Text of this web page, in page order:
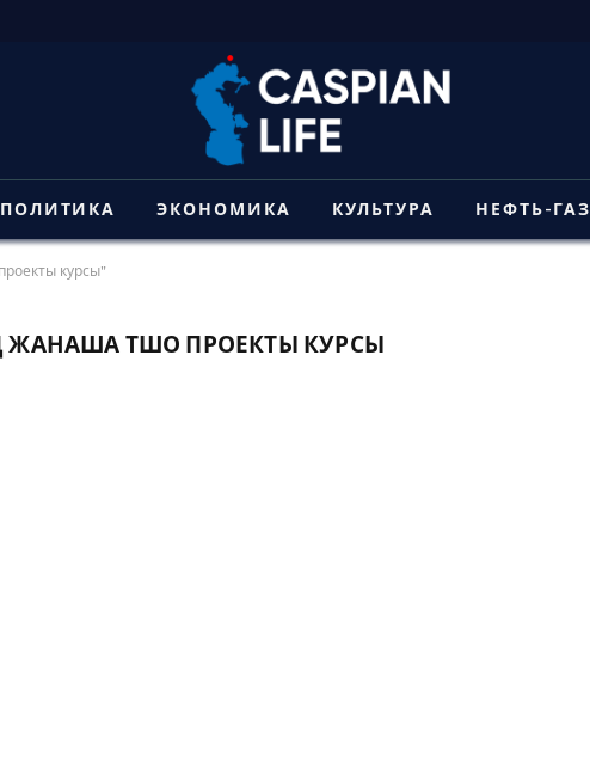
ПОЛИТИКА ЭКОНОМИКА КУЛЬТУРА НЕФТЬ-ГАЗ
курсы"
ТШО ПРОЕКТЫ КУРСЫ